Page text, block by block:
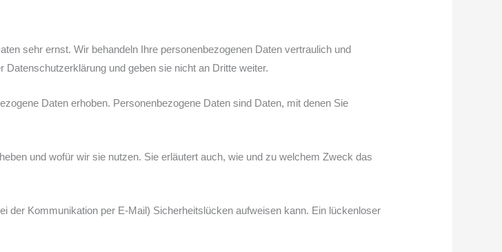
sehr ernst. Wir behandeln Ihre personenbezogenen Daten vertraulich und
und geben sie nicht an Dritte weiter.
Daten erhoben. Personenbezogene Daten sind Daten, mit denen Sie
und wofür wir sie nutzen. Sie erläutert auch, wie und zu welchem Zweck das
der Kommunikation per E-Mail) Sicherheitslücken aufweisen kann. Ein lückenloser